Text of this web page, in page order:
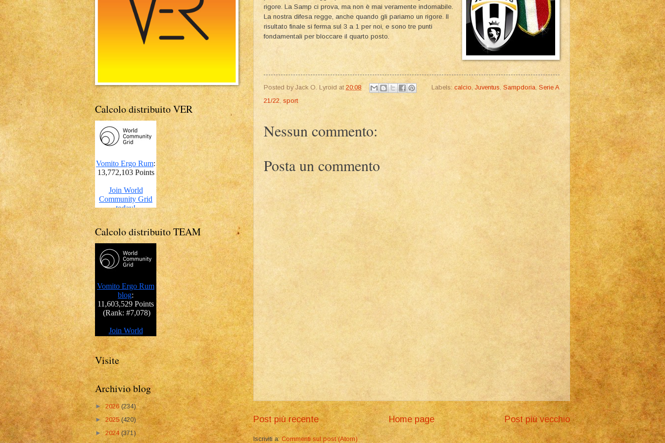
rigore. La Samp ci prova, ma non è mai veramente indomabile.
La nostra difesa regge, anche quando gli pariamo un rigore. Il
risultato finale si ferma sul 3 a 1 per noi, e sono tre punti
fondamentali per bloccare il quarto posto.
Posted by Jack O. Lyroid at 20:08 Labels: calcio, Juventus, Sampdoria, Serie A
21/22 sport
Nessun commento:
Posta un commento
Post più recente Post più vecchio
Home page
Iscriviti a:Commenti sul post (Atom)
Calcolo distribuito VER
Calcolo distribuito TEAM
Visite
Archivio blog
► 2026(234)
►2025(420)
►2024 (371)